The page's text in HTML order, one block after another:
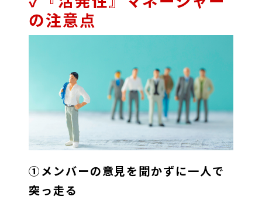
の注意点
①メンバーの意見を聞かずに一人で
突っ走る